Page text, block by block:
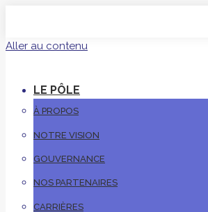
Aller au contenu
LE PÔLE
À PROPOS
NOTRE VISION
GOUVERNANCE
NOS PARTENAIRES
CARRIÈRES